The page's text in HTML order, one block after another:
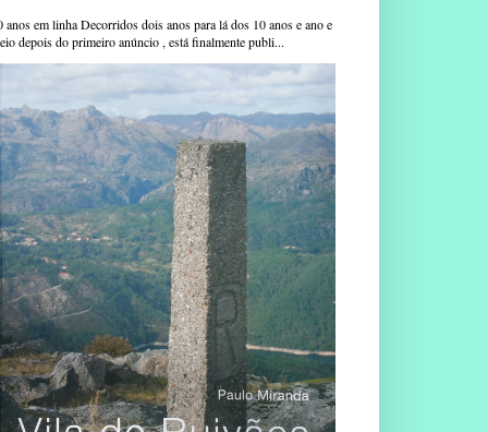
anos em linha Decorridos dois anos para lá dos 10 anos e ano e
depois do primeiro anúncio , está finalmente publi...